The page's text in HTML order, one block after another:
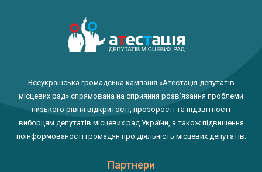
Всеукраїнська громадська кампанія «Атестація депутатів
місцевих рад» спрямована на сприяння розв'язання проблеми
низького рівня відкритості, прозорості та підзвітності
виборцям депутатів місцевих рад України, а також підвищення
поінформованості громадян про діяльність місцевих депутатів.
Партнери